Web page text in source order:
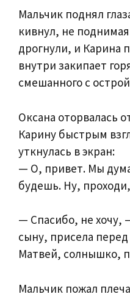
Мальчик поднял
кивнул, не
дрогнули, и Карина
внутри закипает
смешанного с
Оксана оторвалась
Карину быстрым
уткнулась в экран:
— О, привет. Мы
будешь. Ну,
— Спасибо, не хочу,
сыну, присела
Матвей, солнышко,
Мальчик пожал